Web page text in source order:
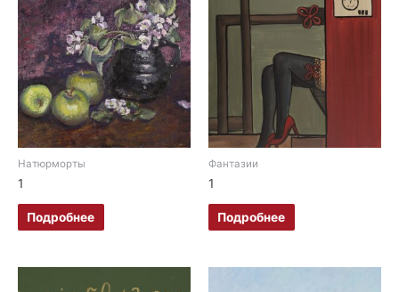
Натюрморты
1
Подробнее
Фантазии
1
Подробнее